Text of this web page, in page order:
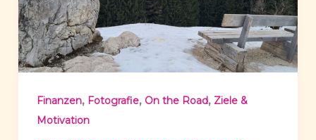
Finanzen, Fotografie, On the Road, Ziele &
Motivation